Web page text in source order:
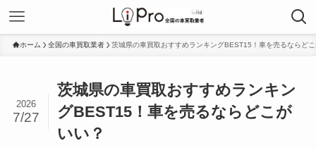
ホーム 全国の車買取業者 茨城県の車買取おすすめランキングBEST15！車を売るならど
茨城県の車買取おすすめランキン
グBEST15！車を売るならどこが
いい？
2026
7/27